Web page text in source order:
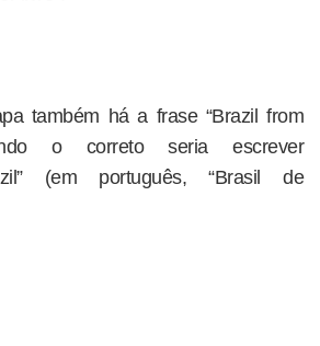
também há a frase “Brazil from
o correto seria escrever
(em português, “Brasil de